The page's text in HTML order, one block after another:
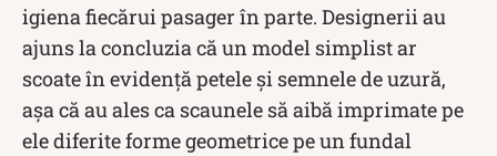
igiena fiecărui pasager în parte. Designerii au
ajuns la concluzia că un model simplist ar
scoate în evidență petele și semnele de uzură,
așa că au ales ca scaunele să aibă imprimate pe
ele diferite forme geometrice pe un fundal